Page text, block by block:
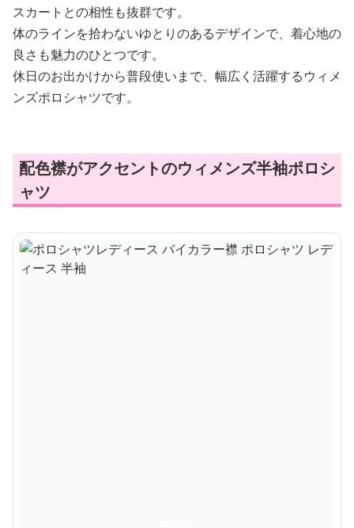
スカートとの相性も抜群です。
体のラインを拾わないゆとりのあるデザインで、着心地の
良さも魅力のひとつです。
休日のお出かけから普段使いまで、幅広く活躍するウィメ
ンズポロシャツです。
配色襟がアクセントのウィメンズ半袖ポロシ
ャツ